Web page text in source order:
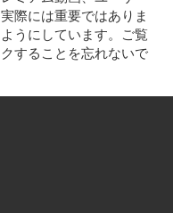
際には重要ではありま
うにしています。ご覧
することを忘れないで